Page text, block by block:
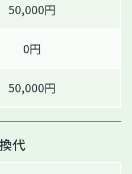
50,000円
0円
50,000円
代